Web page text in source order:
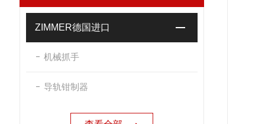
ZIMMER德国进口
机械抓手
导轨钳制器